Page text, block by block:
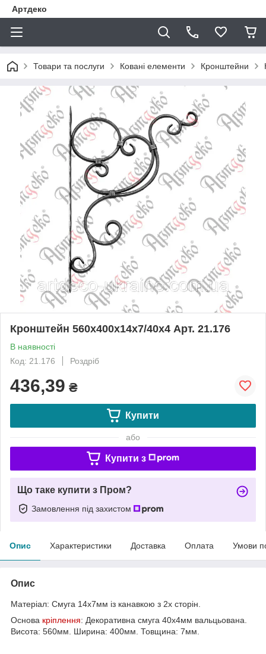
Артдеко
Товари та послуги Ковані елементи Кронштейни
Кронштейн 560х400х14х7/40х4 Арт. 21.176
В наявності
Код: 21.176
Роздріб
436,39 ₴
Купити
або
Купити з
Що таке купити з Пром?
Замовлення під захистом
Опис Характеристики Доставка Оплата Умови
Опис
Матеріал: Смуга 14х7мм із канавкою з 2х сторін.
Основа кріплення: Декоративна смуга 40х4мм вальцьована.
Висота: 560мм. Ширина: 400мм. Товщина: 7мм.